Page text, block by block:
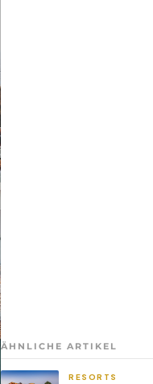
ÄHNLICHE ARTIKEL
RESORTS